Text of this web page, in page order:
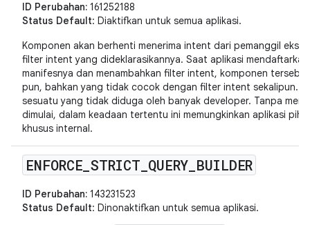
ID Perubahan: 161252188
Status Default: Diaktifkan untuk semua aplikasi.
Komponen akan berhenti menerima intent dari pemanggil
filter intent yang dideklarasikannya. Saat aplikasi
manifesnya dan menambahkan filter intent, komponen
pun, bahkan yang tidak cocok dengan filter intent sekalipun.
sesuatu yang tidak diduga oleh banyak developer. Tanpa
dimulai, dalam keadaan tertentu ini memungkinkan aplikasi
khusus internal.
ENFORCE STRICT QUERY BUILDER
ID Perubahan: 143231523
Status Default: Dinonaktifkan untuk semua aplikasi.